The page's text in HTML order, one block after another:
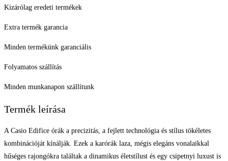
Kizárólag eredeti termékek
Extra termék garancia
Minden termékünk garanciális
Folyamatos szállítás
Minden munkanapon szállítunk
Termék leírása
A Casio Edifice órák a precizitás, a fejlett technológia és stílus tökéletes
kombinációját kínálják. Ezek a karórák laza, mégis elegáns vonalaikkal
hűséges rajongókra találtak a dinamikus életstílust és egy csipetnyi luxust is